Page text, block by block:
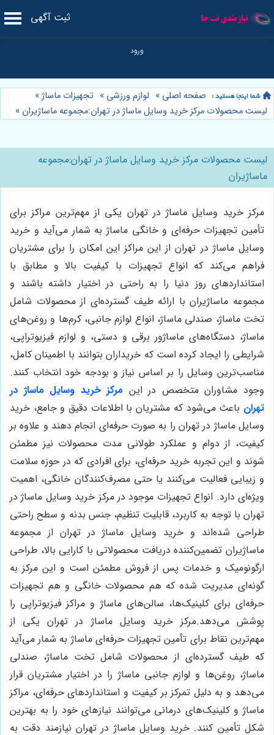
ثبت آگهی
صفحه اصلی » لوازم ورزشی » تجهیزات ماساژ»
لیست محصولات مرکز خرید وسایل ماساژ در تهران:مجموعه ماساژیران »
لیست محصولات مرکز خرید وسایل ماساژ در تهران:مجموعه
ماساژیران
مرکز خرید وسایل ماساژ در تهران یکی از مهم‌ترین مراکز برای
تأمین تجهیزات حرفه‌ای و خانگی ماساژ به شمار می‌آید و خرید
وسایل ماساژ در تهران از این مراکز این امکان را برای مشتریان
فراهم می‌کند که انواع تجهیزات با کیفیت بالا و مطابق با
استانداردهای روز دنیا را به راحتی در اختیار داشته باشند و
مجموعه ماساژیران با ارائه طیف گسترده‌ای از محصولات شامل
تخت ماساژ، صندلی ماساژ، انواع لوازم جانبی، کرم‌ها و روغن‌های
ماساژ، دستگاه‌های ماساژور برقی و دستی، و لوازم فیزیوتراپی،
شرایطی را ایجاد کرده است که خریداران بتوانند با اطمینان کامل،
مناسب‌ترین وسایل را بر اساس نیاز و بودجه خود انتخاب کنند.
وجود مشاوران متخصص در این مرکز خرید وسایل ماساژ در
تهران باعث می‌شود که مشتریان با اطلاعات دقیق و جامع، خرید
وسایل ماساژ در تهران را به صورت حرفه‌ای انجام دهند و علاوه بر
کیفیت، از دوام و عملکرد طولانی مدت محصولات نیز مطمئن
شوند و این تجربه خرید حرفه‌ای، برای افرادی که در حوزه سلامت
و زیبایی فعالیت می‌کنند یا حتی مصرف‌کنندگان خانگی، اهمیت
ویژه‌ای دارد. انواع تجهیزات موجود در مرکز خرید وسایل ماساژ در
تهران با توجه به کاربرد، قابلیت تنظیم، جنس بدنه و سطح راحتی
طراحی شده‌اند و خرید وسایل ماساژ در تهران از مجموعه
ماساژیران تضمین‌کننده دریافت محصولاتی با کارایی بالا، طراحی
ارگونومیک و خدمات پس از فروش مطمئن است و این مرکز به
گونه‌ای مدیریت شده که هم محصولات خانگی و هم تجهیزات
حرفه‌ای برای کلینیک‌ها، سالن‌های ماساژ و مراکز فیزیوتراپی را
پوشش می‌دهد.مرکز خرید وسایل ماساژ در تهران یکی از
مهم‌ترین نقاط برای تأمین تجهیزات حرفه‌ای ماساژ به شمار می‌آید
که طیف گسترده‌ای از محصولات شامل تخت ماساژ، صندلی
ماساژ، روغن‌ها و لوازم جانبی ماساژ را در اختیار مشتریان قرار
می‌دهد و به دلیل تمرکز بر کیفیت و استانداردهای حرفه‌ای، مراکز
ماساژ و کلینیک‌های درمانی می‌توانند نیازهای خود را به بهترین
شکل تأمین کنند. خرید وسایل ماساژ در تهران نیازمند دقت به